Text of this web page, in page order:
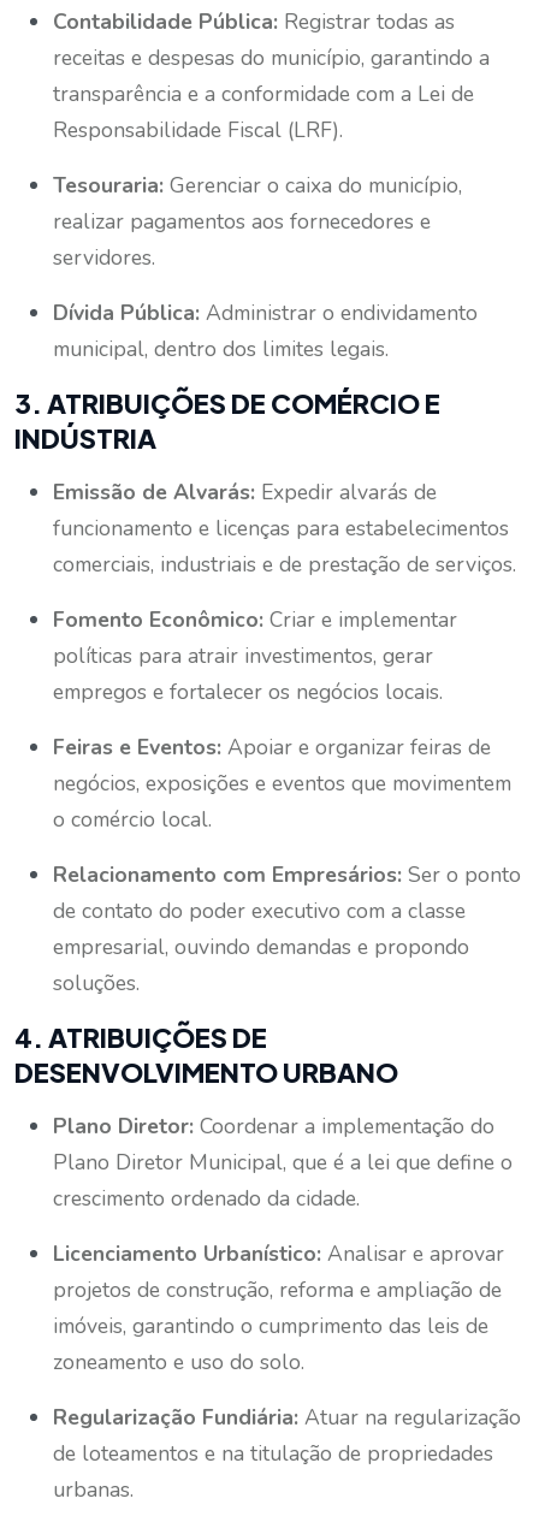
Contabilidade Pública: Registrar todas as
receitas e despesas do município, garantindo a
transparência e a conformidade com a Lei de
Responsabilidade Fiscal (LRF).
Tesouraria: Gerenciar o caixa do município,
realizar pagamentos aos fornecedores e
servidores.
Dívida Pública: Administrar o endividamento
municipal, dentro dos limites legais.
3. ATRIBUIÇÕES DE COMÉRCIO E
INDÚSTRIA
Emissão de Alvarás: Expedir alvarás de
funcionamento e licenças para estabelecimentos
comerciais, industriais e de prestação de serviços.
Fomento Econômico: Criar e implementar
políticas para atrair investimentos, gerar
empregos e fortalecer os negócios locais.
Feiras e Eventos: Apoiar e organizar feiras de
negócios, exposições e eventos que movimentem
o comércio local.
Relacionamento com Empresários: Ser o ponto
de contato do poder executivo com a classe
empresarial, ouvindo demandas e propondo
soluções.
4. ATRIBUIÇÕES DE
DESENVOLVIMENTO URBANO
Plano Diretor: Coordenar a implementação do
Plano Diretor Municipal, que é a lei que define o
crescimento ordenado da cidade.
Licenciamento Urbanístico: Analisar e aprovar
projetos de construção, reforma e ampliação de
imóveis, garantindo o cumprimento das leis de
zoneamento e uso do solo.
Regularização Fundiária: Atuar na regularização
de loteamentos e na titulação de propriedades
urbanas.